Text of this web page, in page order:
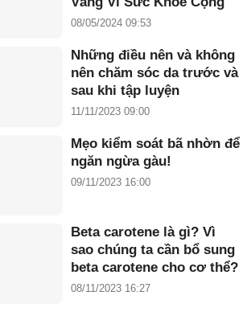
Đồng năm 2024”
08/05/2024 09:53
Những điều nên và không
nên chăm sóc da trước và
sau khi tập luyện
11/11/2023 09:00
Mẹo kiểm soát bã nhờn để
ngăn ngừa gàu!
09/11/2023 16:00
Beta carotene là gì? Vì
sao chúng ta cần bổ sung
beta carotene cho cơ thể?
08/11/2023 16:27